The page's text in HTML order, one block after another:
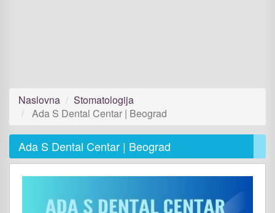
Naslovna
Stomatologija
Ada S Dental Centar | Beograd
Ada S Dental Centar | Beograd